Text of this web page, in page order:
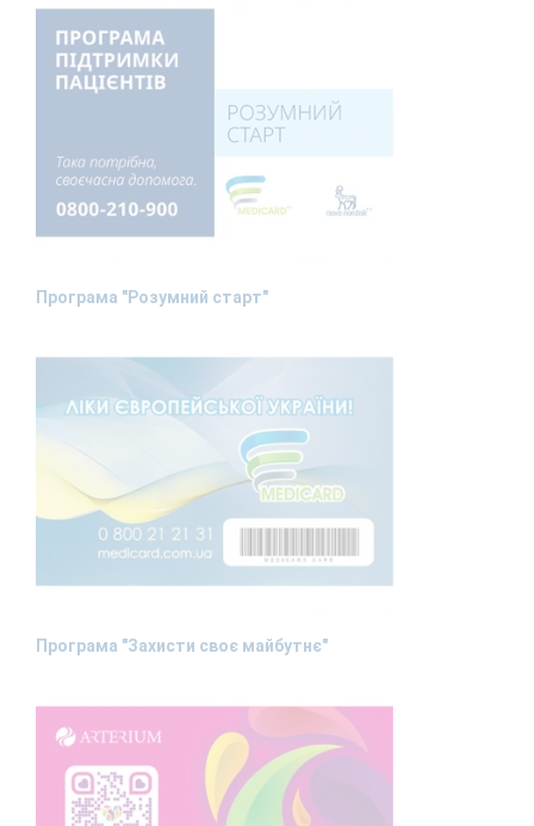
Програма "Розумний старт"
Програма "Захисти своє майбутнє"